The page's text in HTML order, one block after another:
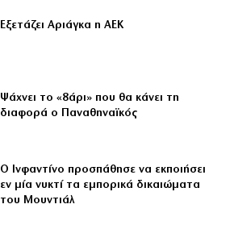
Εξετάζει Αριάγκα η ΑΕΚ
Ψάχνει το «8άρι» που θα κάνει τη
διαφορά ο Παναθηναϊκός
Ο Ινφαντίνο προσπάθησε να εκποιήσει
εν μία νυκτί τα εμπορικά δικαιώματα
του Μουντιάλ